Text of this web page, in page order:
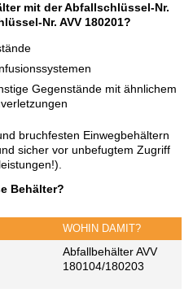
mit der Abfallschlüssel-Nr.
Nr. AVV 180201?
Gegenstände mit ähnlichem
bruchfesten Einwegbehältern
sicher vor unbefugtem Zugriff
Behälter?
WOHIN DAMIT?
Abfallbehälter AVV
180104/180203